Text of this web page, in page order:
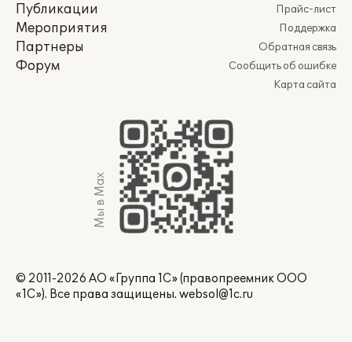
Публикации
Мероприятия
Партнеры
Форум
Прайс-лист
Поддержка
Обратная связь
Сообщить об ошибке
Карта сайта
Мы в Max
© 2011-2026 АО «Группа 1С» (правопреемник ООО
«1С»). Все права защищены. websol@1c.ru